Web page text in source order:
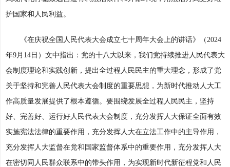
护国家和人民利益。
《在庆祝全国人民代表大会成立七十周年大会上的讲话》（2024
年9月14日）文中指出：党的十八大以来，我们党持续推进人民代表大
会制度理论和实践创新，提出全过程人民民主的重大理念，形成了党
关于坚持和完善人民代表大会制度的重要思想，为新时代推动人大工
作高质量发展提供了根本遵循。要围绕发展全过程人民民主，坚持
好、完善好、运行好人民代表大会制度，充分发挥人大保证全面有效
实施宪法法律的重要作用，充分发挥人大在立法工作中的主导作用，
充分发挥人大监督在党和国家监督体系中的重要作用，充分发挥人大
在密切同人民群众联系中的带头作用，为实现新时代新征程党和人民